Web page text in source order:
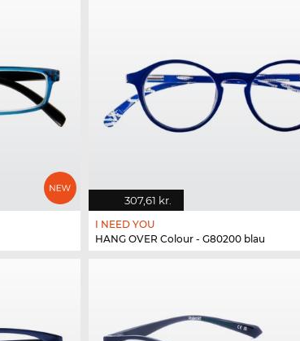
307,61 kr.
I NEED YOU
HANG OVER Colour - G80200 blau